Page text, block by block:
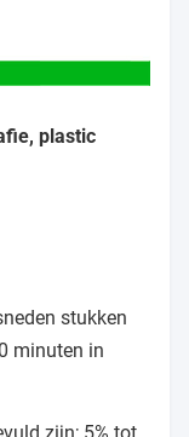
plastic
stukken
minuten in